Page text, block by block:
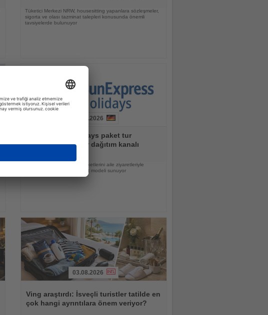
Tüketici Merkezi NRW, housesitting yapanlara sözleşmeler,
sigorta ve olası tazminat talepleri konusunda önemli
tavsiyelerde bulunuyor
03.08.2026
SunExpress Holidays paket tur
satışlarına yeni bir dağıtım kanalı
Yeni platform, klasik tatil paketlerini aile ziyaretleriyle
birleştiren esnek bir seyahat modeli sunuyor
Oku
03.08.2026
Ving araştırdı: İsveçli turistler tatilde en
çok hangi ayrıntılara önem veriyor?